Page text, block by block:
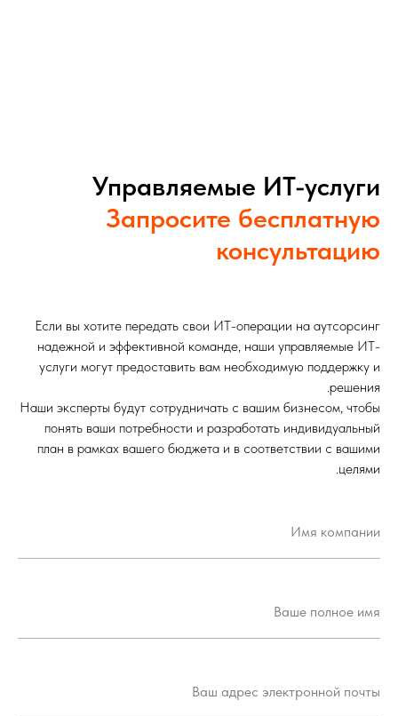
Управляемые ИТ-услуги
Запросите бесплатную
консультацию
Если вы хотите передать свои ИТ-операции на аутсорсинг
надежной и эффективной команде, наши управляемые ИТ-
услуги могут предоставить вам необходимую поддержку и
решения.
Наши эксперты будут сотрудничать с вашим бизнесом, чтобы
понять ваши потребности и разработать индивидуальный
план в рамках вашего бюджета и в соответствии с вашими
целями.